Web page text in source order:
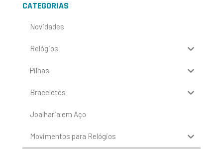
CATEGORIAS
Novidades
Relógios
Pilhas
Braceletes
Joalharia em Aço
Movimentos para Relógios